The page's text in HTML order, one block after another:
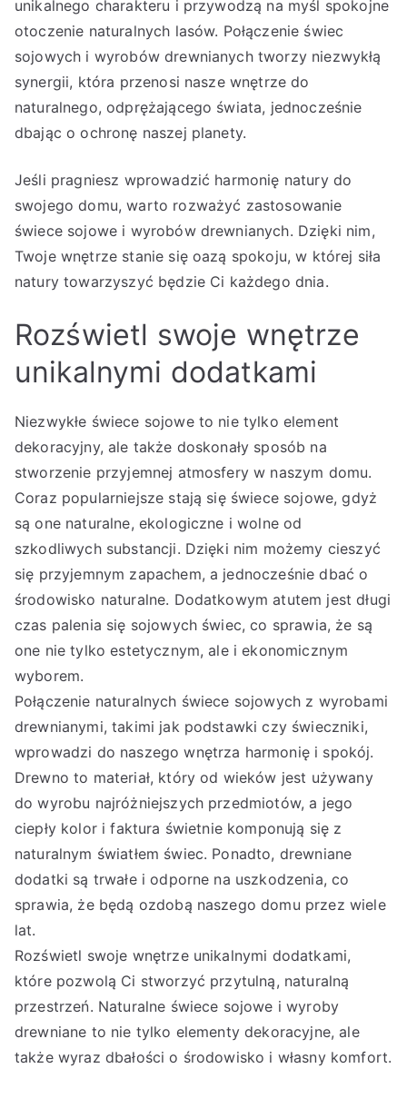
unikalnego charakteru i przywodzą na myśl spokojne
otoczenie naturalnych lasów. Połączenie świec
sojowych i wyrobów drewnianych tworzy niezwykłą
synergii, która przenosi nasze wnętrze do
naturalnego, odprężającego świata, jednocześnie
dbając o ochronę naszej planety.
Jeśli pragniesz wprowadzić harmonię natury do
swojego domu, warto rozważyć zastosowanie
świece sojowe i wyrobów drewnianych. Dzięki nim,
Twoje wnętrze stanie się oazą spokoju, w której siła
natury towarzyszyć będzie Ci każdego dnia.
Rozświetl swoje wnętrze
unikalnymi dodatkami
Niezwykłe świece sojowe to nie tylko element
dekoracyjny, ale także doskonały sposób na
stworzenie przyjemnej atmosfery w naszym domu.
Coraz popularniejsze stają się świece sojowe, gdyż
są one naturalne, ekologiczne i wolne od
szkodliwych substancji. Dzięki nim możemy cieszyć
się przyjemnym zapachem, a jednocześnie dbać o
środowisko naturalne. Dodatkowym atutem jest długi
czas palenia się sojowych świec, co sprawia, że są
one nie tylko estetycznym, ale i ekonomicznym
wyborem.
Połączenie naturalnych świece sojowych z wyrobami
drewnianymi, takimi jak podstawki czy świeczniki,
wprowadzi do naszego wnętrza harmonię i spokój.
Drewno to materiał, który od wieków jest używany
do wyrobu najróżniejszych przedmiotów, a jego
ciepły kolor i faktura świetnie komponują się z
naturalnym światłem świec. Ponadto, drewniane
dodatki są trwałe i odporne na uszkodzenia, co
sprawia, że będą ozdobą naszego domu przez wiele
lat.
Rozświetl swoje wnętrze unikalnymi dodatkami,
które pozwolą Ci stworzyć przytulną, naturalną
przestrzeń. Naturalne świece sojowe i wyroby
drewniane to nie tylko elementy dekoracyjne, ale
także wyraz dbałości o środowisko i własny komfort.